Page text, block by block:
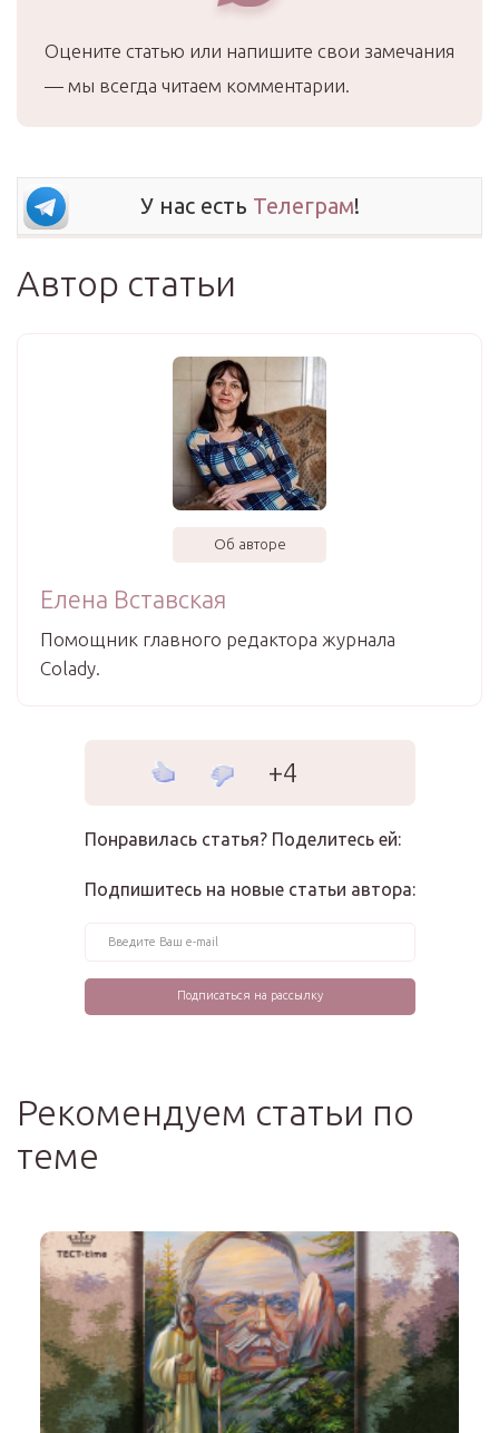
Оцените статью или напишите свои замечания
— мы всегда читаем комментарии.
У нас есть Телеграм!
Автор статьи
Об авторе
Елена Вставская
Помощник главного редактора журнала
Colady.
+4
Понравилась статья? Поделитесь ей:
Подпишитесь на новые статьи автора:
Рекомендуем статьи по
теме